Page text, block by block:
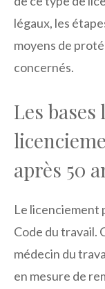
légaux, les
moyens de
concernés.
Les bases
après 50
Le licenciement
Code du travail.
médecin du
en mesure de